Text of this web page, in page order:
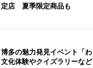
定店 夏季限定商品も
博多の魅力発見イベント「
文化体験やクイズラリーなど